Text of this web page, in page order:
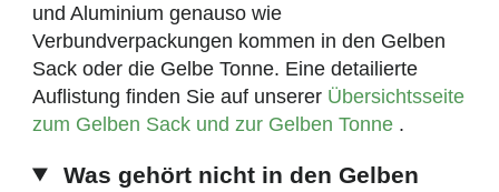
und Aluminium genauso wie
Verbundverpackungen kommen in den Gelben
Sack oder die Gelbe Tonne. Eine detailierte
Auflistung finden Sie auf unserer Übersichtsseite
zum Gelben Sack und zur Gelben Tonne .
Was gehört nicht in den Gelben